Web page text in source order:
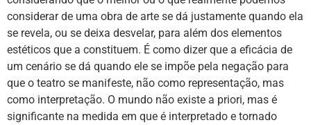
considerar de uma obra de arte se dá justamente quando ela
se revela, ou se deixa desvelar, para além dos elementos
estéticos que a constituem. É como dizer que a eficácia de
um cenário se dá quando ele se impõe pela negação para
que o teatro se manifeste, não como representação, mas
como interpretação. O mundo não existe a priori, mas é
significante na medida em que é interpretado e tornado